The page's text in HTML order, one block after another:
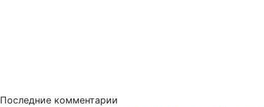
Последние комментарии